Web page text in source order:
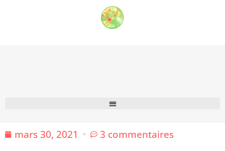
mars 30, 2021 3 commentaires